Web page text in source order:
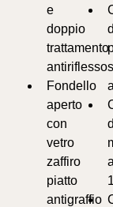
e
doppio
trattamento
antiriflesso
Fondello
aperto
con
vetro
zaffiro
piatto
antigraffio